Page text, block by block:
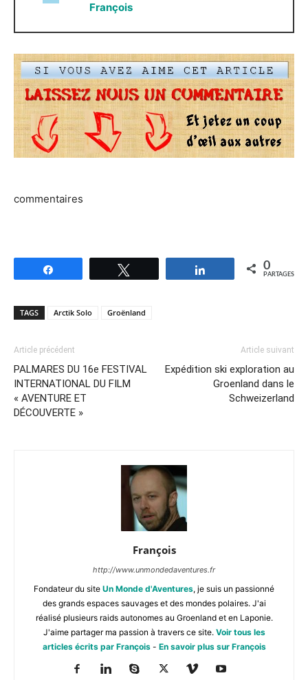
François
commentaires
Partagez 0
PARTAGES
TAGS Arctik Solo Groënland
Article précédent
PALMARES DU 16e FESTIVAL
INTERNATIONAL DU FILM
« AVENTURE ET
DÉCOUVERTE »
Article suivant
Expédition ski exploration au
Groenland dans le
Schweizerland
François
http://www.unmondedaventures.fr
Fondateur du site Un Monde d'Aventures, je suis un passionné
des grands espaces sauvages et des mondes polaires. J'ai
réalisé plusieurs raids autonomes au Groenland et en Laponie.
J'aime partager ma passion à travers ce site. Voir tous les
articles écrits par François- En savoir plus sur François